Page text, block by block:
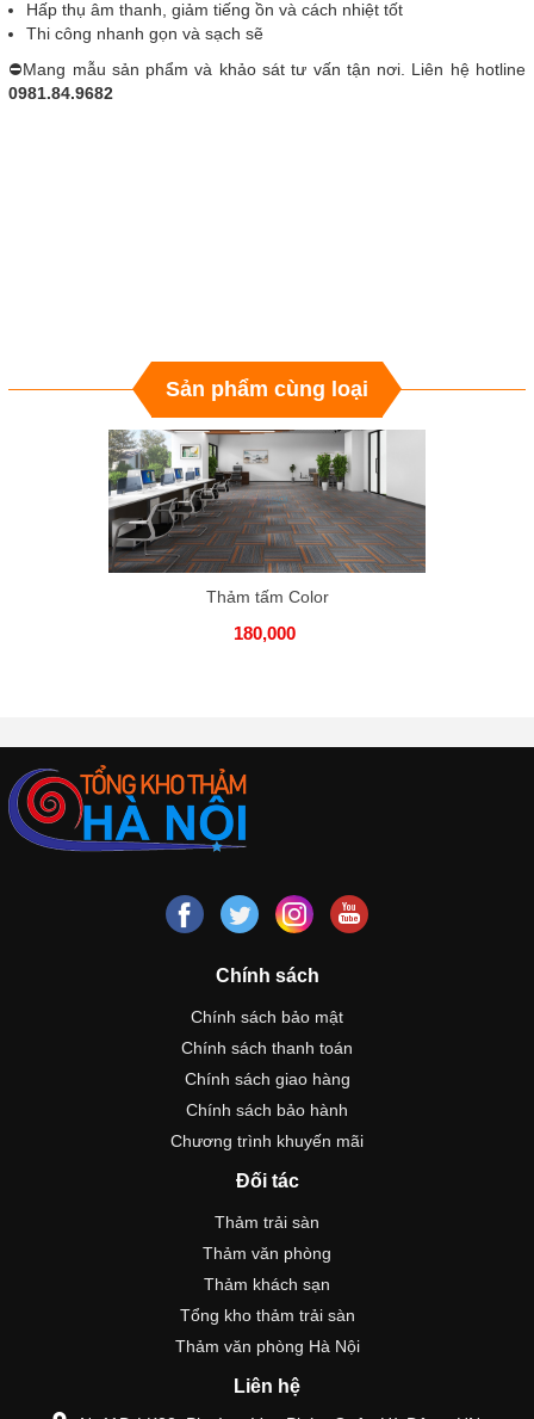
Hấp thụ âm thanh, giảm tiếng ồn và cách nhiệt tốt
Thi công nhanh gọn và sạch sẽ
⛔Mang mẫu sản phẩm và khảo sát tư vấn tận nơi. Liên hệ hotline
0981.84.9682
Sản phẩm cùng loại
Thảm tấm Color
180,000
Chính sách
Chính sách bảo mật
Chính sách thanh toán
Chính sách giao hàng
Chính sách bảo hành
Chương trình khuyến mãi
Đối tác
Thảm trải sàn
Thảm văn phòng
Thảm khách sạn
Tổng kho thảm trải sàn
Thảm văn phòng Hà Nội
Liên hệ